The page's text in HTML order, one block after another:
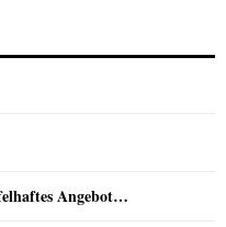
Angebot…